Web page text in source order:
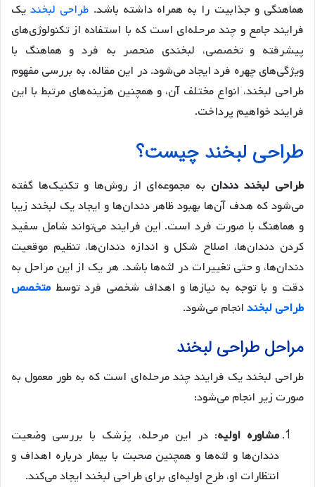
هماهنگی و جذابیت را به همراه داشته باشد. طراحی لبخندیک
فرایند جامع و چند مرحله‌ای است که با استفاده از تکنولوژی‌های
پیشرفته و تخصصی، لبخندی منحصر به فرد و هماهنگ با
ویژگی‌های چهره فرد ایجاد می‌شود. در این مقاله، به بررسی مفهوم
طراحی لبخند، انواع مختلف آن، و همچنین هزینه‌های مرتبط با این
فرایند خواهیم پرداخت.
طراحی لبخند چیست؟
طراحی لبخند دندان به مجموعه‌ای از روش‌ها و تکنیک‌ها گفته
می‌شود که هدف آن‌ها بهبود ظاهر دندان‌ها و ایجاد یک لبخند زیبا
و هماهنگ با صورت فرد است. این فرایند می‌تواند شامل سفید
کردن دندان‌ها، اصلاح شکل و اندازه دندان‌ها، تنظیم موقعیت
دندان‌ها، و حتی تغییرات در لثه‌ها باشد. هر یک از این مراحل به
دقت و با توجه به نیازها و اهداف شخصی فرد توسطمتخصص
طراحی لبخندانجام می‌شود.
مراحل طراحی لبخند
طراحی لبخند یک فرایند چند مرحله‌ای است که به طور معمول به
صورت زیر انجام می‌شود:
مشاوره اولیه: در این مرحله، پزشک با بررسی وضعیت
دندان‌ها و لثه‌ها و همچنین صحبت با بیمار درباره اهداف و
انتظارات او، طرح اولیه‌ای برای طراحی لبخند ایجاد می‌کند.